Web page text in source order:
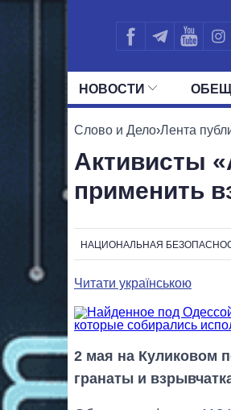
НОВОСТИ
ВСЕ
Слово и Дело›Лента
Активисты
применить
НАЦИОНАЛЬНАЯ
Читати українською
2 мая на Куликовом
гранаты и